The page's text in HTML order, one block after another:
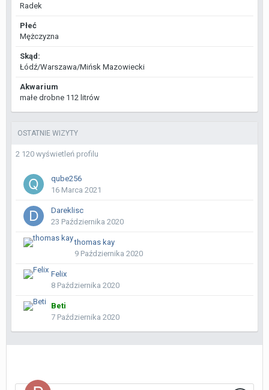
Radek
Płeć
Mężczyzna
Skąd:
Łódź/Warszawa/Mińsk Mazowiecki
Akwarium
małe drobne 112 litrów
OSTATNIE WIZYTY
2 120 wyświetleń profilu
qube256
16 Marca 2021
Dareklisc
23 Października 2020
thomas kay
9 Października 2020
Felix
8 Października 2020
Beti
7 Października 2020